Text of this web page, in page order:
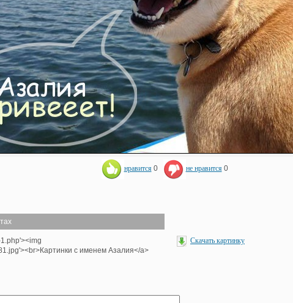
нравится 0 не нравится 0
с именем Азалия</a>
Скачать картинку